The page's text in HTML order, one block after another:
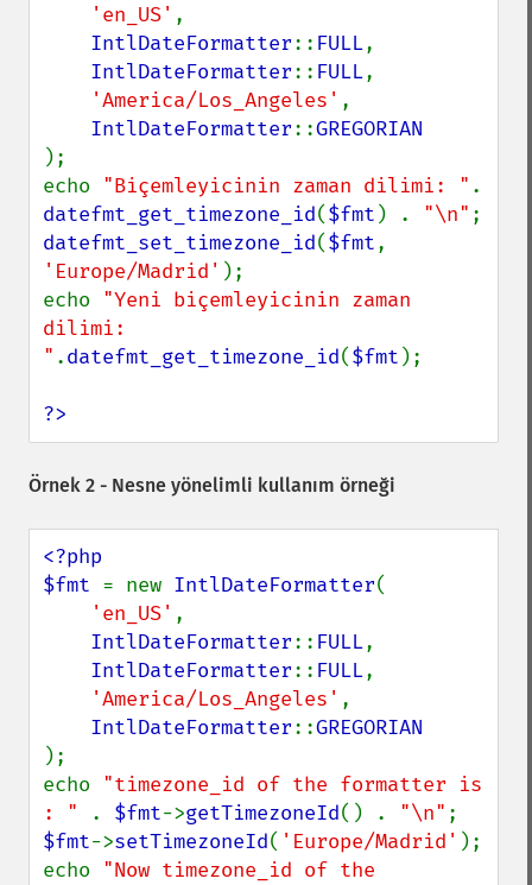
'en_US' ,
IntlDateFormatter:: FULL,
IntlDateFormatter:: FULL,
'America/Los_Angeles' ,
IntlDateFormatter::
);
echo "Biçemleyicinin zaman dilimi: "
datefmt_get_timezone_id($fmt ) . "\n"
datefmt_set_timezone_id($fmt
'Europe/Madrid' );
echo "Yeni biçemleyicinin zaman
dilimi:
" .datefmt_get_timezone_id($fmt );
?>
Örnek 2 - Nesne yönelimli kullanım örneği
<?php
$fmt = new IntlDateFormatter(
'en_US' ,
IntlDateFormatter:: FULL,
IntlDateFormatter:: FULL,
'America/Los_Angeles' ,
IntlDateFormatter::
);
echo "timezone_id of the formatter is
: "
. $fmt->getTimezoneId() . "\n"
$fmt->setTimezoneId( 'Europe/Madrid' );
echo "Now timezone_id of the